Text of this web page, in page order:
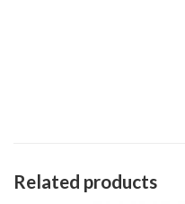
Related products